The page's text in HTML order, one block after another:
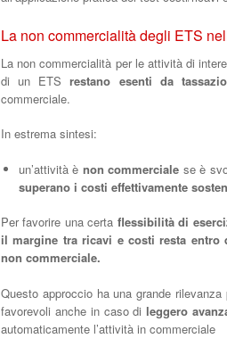
La non commercialità degli ETS
La non commercialità per le attività di
di un ETSrestano esenti da
commerciale.
In estrema sintesi:
un’attività è non commerciale se è
superano i costi effettivamente
Per favorire una certa flessibilità di
il margine tra ricavi e costi resta entro
non commerciale.
Questo approccio ha una grande
favorevoli anche in caso di leggero
automaticamente l’attività in commerciale